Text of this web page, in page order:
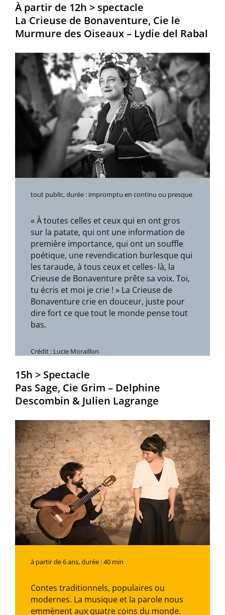
À partir de 12h > spectacle
La Crieuse de Bonaventure, Cie le
Murmure des Oiseaux – Lydie del Rabal
tout public, durée : impromptu en continu ou presque
« À toutes celles et ceux qui en ont gros
sur la patate, qui ont une information de
première importance, qui ont un souffle
poétique, une revendication burlesque qui
les taraude, à tous ceux et celles- là, la
Crieuse de Bonaventure prête sa voix. Toi,
tu écris et moi je crie ! » La Crieuse de
Bonaventure crie en douceur, juste pour
dire fort ce que tout le monde pense tout
bas.
Crédit : Lucie Moraillon
15h > Spectacle
Pas Sage, Cie Grim – Delphine
Descombin & Julien Lagrange
à partir de 6 ans, durée : 40 min
Contes traditionnels, populaires ou
modernes.​ La musique et la parole nous
emmènent aux quatre coins du monde.